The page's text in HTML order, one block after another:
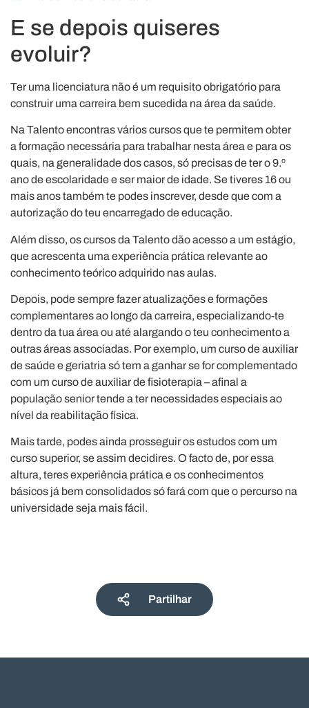
E se depois quiseres
evoluir?
Ter uma licenciatura não é um requisito obrigatório para
construir uma carreira bem sucedida na área da saúde.
Na Talento encontras vários cursos que te permitem obter
a formação necessária para trabalhar nesta área e para os
quais, na generalidade dos casos, só precisas de ter o 9.º
ano de escolaridade e ser maior de idade. Se tiveres 16 ou
mais anos também te podes inscrever, desde que com a
autorização do teu encarregado de educação.
Além disso, os cursos da Talento dão acesso a um estágio,
que acrescenta uma experiência prática relevante ao
conhecimento teórico adquirido nas aulas.
Depois, pode sempre fazer atualizações e formações
complementares ao longo da carreira, especializando-te
dentro da tua área ou até alargando o teu conhecimento a
outras áreas associadas. Por exemplo, um curso de auxiliar
de saúde e geriatria só tem a ganhar se for complementado
com um curso de auxiliar de fisioterapia – afinal a
população senior tende a ter necessidades especiais ao
nível da reabilitação física.
Mais tarde, podes ainda prosseguir os estudos com um
curso superior, se assim decidires. O facto de, por essa
altura, teres experiência prática e os conhecimentos
básicos já bem consolidados só fará com que o percurso na
universidade seja mais fácil.
Partilhar